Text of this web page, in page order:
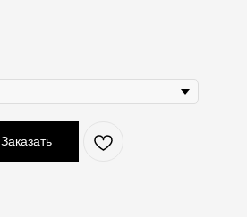
Заказать